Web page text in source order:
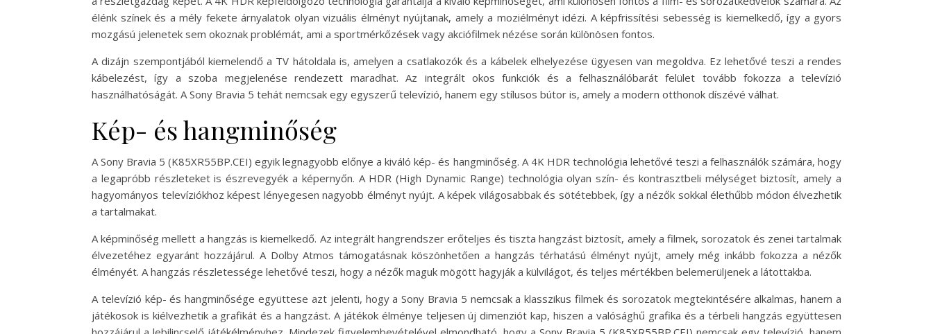
élénk színek és a mély fekete árnyalatok olyan vizuális élményt nyújtanak, amely a moziélményt idézi. A képfrissítési sebesség is kiemelkedő, így a gyors
mozgású jelenetek sem okoznak problémát, ami a sportmérkőzések vagy akciófilmek nézése során különösen fontos.
A dizájn szempontjából kiemelendő a TV hátoldala is, amelyen a csatlakozók és a kábelek elhelyezése ügyesen van megoldva. Ez lehetővé teszi a rendes
kábelezést, így a szoba megjelenése rendezett maradhat. Az integrált okos funkciók és a felhasználóbarát felület tovább fokozza a televízió
használhatóságát. A Sony Bravia 5 tehát nemcsak egy egyszerű televízió, hanem egy stílusos bútor is, amely a modern otthonok díszévé válhat.
Kép- és hangminőség
A Sony Bravia 5 (K85XR55BP.CEI) egyik legnagyobb előnye a kiváló kép- és hangminőség. A 4K HDR technológia lehetővé teszi a felhasználók számára, hogy
a legapróbb részleteket is észrevegyék a képernyőn. A HDR (High Dynamic Range) technológia olyan szín- és kontrasztbeli mélységet biztosít, amely a
hagyományos televíziókhoz képest lényegesen nagyobb élményt nyújt. A képek világosabbak és sötétebbek, így a nézők sokkal élethűbb módon élvezhetik
a tartalmakat.
A képminőség mellett a hangzás is kiemelkedő. Az integrált hangrendszer erőteljes és tiszta hangzást biztosít, amely a filmek, sorozatok és zenei tartalmak
élvezetéhez egyaránt hozzájárul. A Dolby Atmos támogatásnak köszönhetően a hangzás térhatású élményt nyújt, amely még inkább fokozza a nézők
élményét. A hangzás részletessége lehetővé teszi, hogy a nézők maguk mögött hagyják a külvilágot, és teljes mértékben belemerüljenek a látottakba.
A televízió kép- és hangminősége együttese azt jelenti, hogy a Sony Bravia 5 nemcsak a klasszikus filmek és sorozatok megtekintésére alkalmas, hanem a
játékosok is kiélvezhetik a grafikát és a hangzást. A játékok élménye teljesen új dimenziót kap, hiszen a valósághű grafika és a térbeli hangzás együttesen